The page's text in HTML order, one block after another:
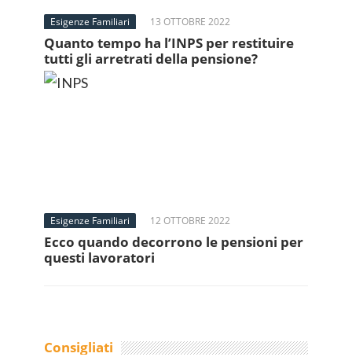
Esigenze Familiari 13 OTTOBRE 2022
Quanto tempo ha l’INPS per restituire
tutti gli arretrati della pensione?
Esigenze Familiari 12 OTTOBRE 2022
Ecco quando decorrono le pensioni per
questi lavoratori
Consigliati